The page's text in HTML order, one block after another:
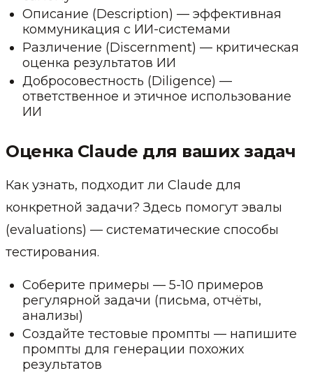
Описание (Description) — эффективная
коммуникация с ИИ-системами
Различение (Discernment) — критическая
оценка результатов ИИ
Добросовестность (Diligence) —
ответственное и этичное использование
ИИ
Оценка Claude для ваших задач
Как узнать, подходит ли Claude для
конкретной задачи? Здесь помогут эвалы
(evaluations) — систематические способы
тестирования.
Соберите примеры — 5-10 примеров
регулярной задачи (письма, отчёты,
анализы)
Создайте тестовые промпты — напишите
промпты для генерации похожих
результатов